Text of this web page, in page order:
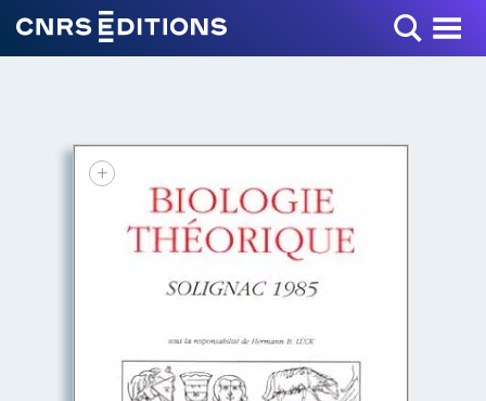
Toggle Menu
+